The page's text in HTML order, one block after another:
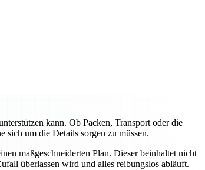
kann. Ob Packen, Transport oder die
sich um die Details sorgen zu müssen.
maßgeschneiderten Plan. Dieser beinhaltet nicht
überlassen wird und alles reibungslos abläuft.